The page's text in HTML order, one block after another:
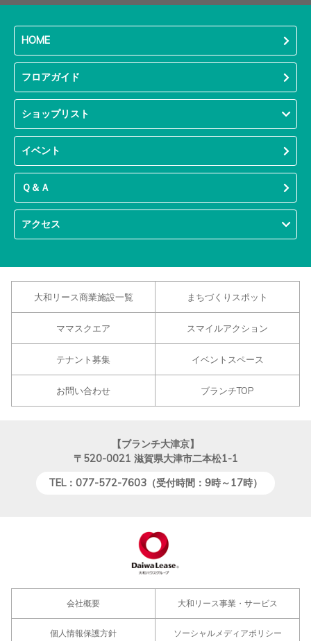
HOME
フロアガイド
ショップリスト
イベント
Ｑ＆Ａ
アクセス
大和リース商業施設一覧 まちづくりスポット
ママスクエア スマイルアクション
テナント募集 イベントスペース
お問い合わせ ブランチTOP
【ブランチ大津京】
〒520-0021 滋賀県大津市二本松1-1
TEL：077-572-7603（受付時間：9時～17時）
会社概要 大和リース事業・サービス
個人情報保護方針 ソーシャルメディアポリシー